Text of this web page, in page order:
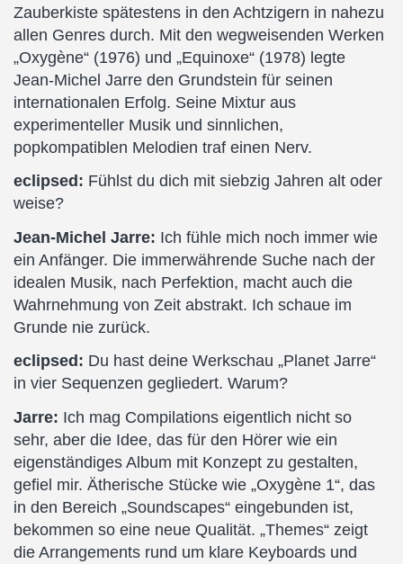
Zauberkiste spätestens in den Achtzigern in nahezu
allen Genres durch. Mit den wegweisenden Werken
„Oxygène“ (1976) und „Equinoxe“ (1978) legte
Jean-Michel Jarre den Grundstein für seinen
internationalen Erfolg. Seine Mixtur aus
experimenteller Musik und sinnlichen,
popkompatiblen Melodien traf einen Nerv.
eclipsed: Fühlst du dich mit siebzig Jahren alt oder
weise?
Jean-Michel Jarre: Ich fühle mich noch immer wie
ein Anfänger. Die immerwährende Suche nach der
idealen Musik, nach Perfektion, macht auch die
Wahrnehmung von Zeit abstrakt. Ich schaue im
Grunde nie zurück.
eclipsed: Du hast deine Werkschau „Planet Jarre“
in vier Sequenzen gegliedert. Warum?
Jarre: Ich mag Compilations eigentlich nicht so
sehr, aber die Idee, das für den Hörer wie ein
eigenständiges Album mit Konzept zu gestalten,
gefiel mir. Ätherische Stücke wie „Oxygène 1“, das
in den Bereich „Soundscapes“ eingebunden ist,
bekommen so eine neue Qualität. „Themes“ zeigt
die Arrangements rund um klare Keyboards und